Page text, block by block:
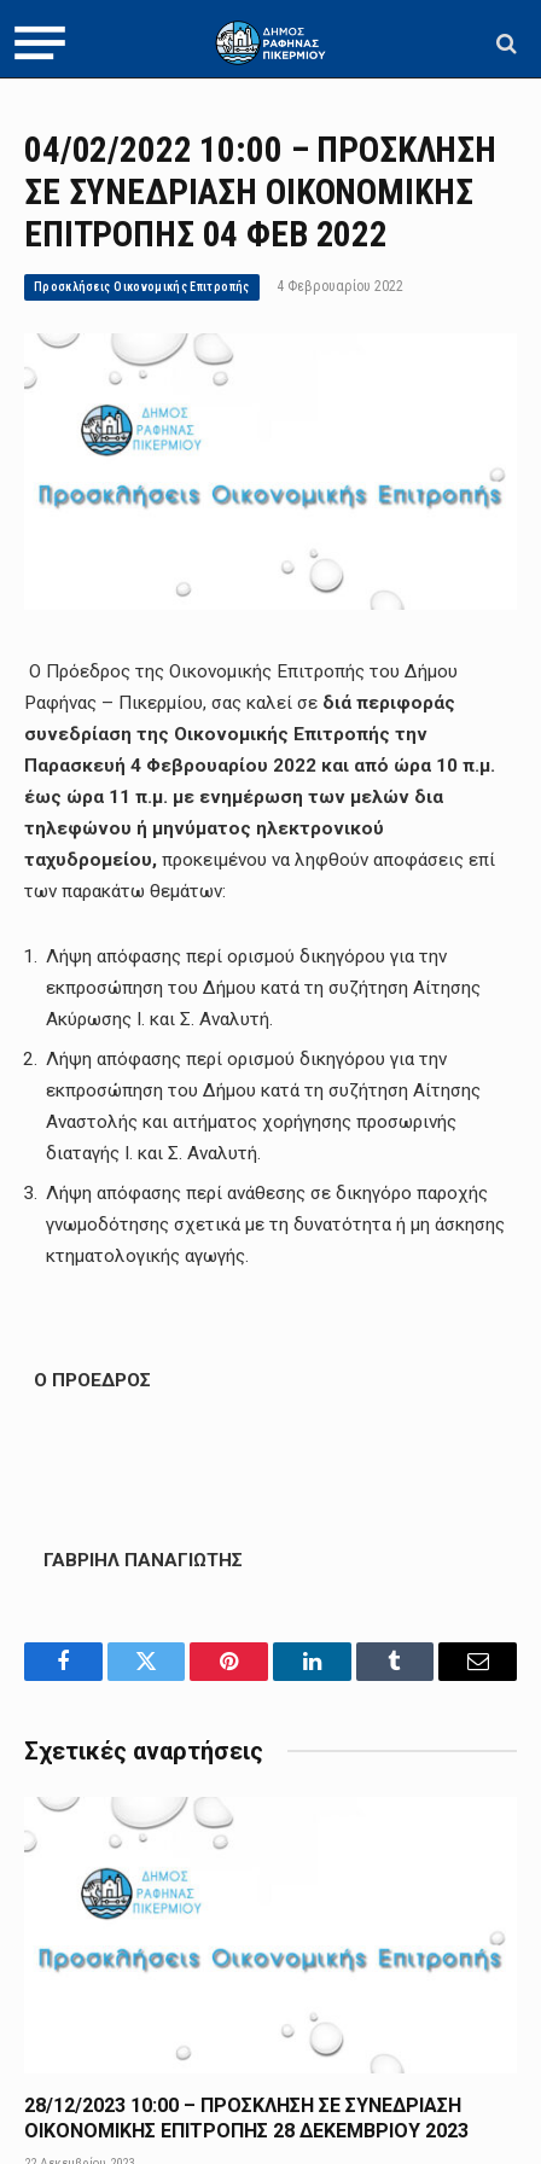
04/02/2022 10:00 – ΠΡΟΣΚΛΗΣΗ
ΣΕ ΣΥΝΕΔΡΙΑΣΗ ΟΙΚΟΝΟΜΙΚΗΣ
ΕΠΙΤΡΟΠΗΣ 04 ΦΕΒ 2022
Προσκλήσεις Οικονομικής Επιτροπής 4 Φεβρουαρίου 2022
Ο Πρόεδρος της Οικονομικής Επιτροπής του Δήμου
Ραφήνας – Πικερμίου, σας καλεί σε διά περιφοράς
συνεδρίαση της Οικονομικής Επιτροπής την
Παρασκευή 4 Φεβρουαρίου 2022 και από ώρα 10 π.μ.
έως ώρα 11 π.μ. με ενημέρωση των μελών δια
τηλεφώνου ή μηνύματος ηλεκτρονικού
ταχυδρομείου, προκειμένου να ληφθούν αποφάσεις επί
των παρακάτω θεμάτων:
Λήψη απόφασης περί ορισμού δικηγόρου για την
εκπροσώπηση του Δήμου κατά τη συζήτηση Αίτησης
Ακύρωσης Ι. και Σ. Αναλυτή.
Λήψη απόφασης περί ορισμού δικηγόρου για την
εκπροσώπηση του Δήμου κατά τη συζήτηση Αίτησης
Αναστολής και αιτήματος χορήγησης προσωρινής
διαταγής Ι. και Σ. Αναλυτή.
Λήψη απόφασης περί ανάθεσης σε δικηγόρο παροχής
γνωμοδότησης σχετικά με τη δυνατότητα ή μη άσκησης
κτηματολογικής αγωγής.
O ΠΡΟΕΔΡΟΣ
ΓΑΒΡΙΗΛ ΠΑΝΑΓΙΩΤΗΣ
FacebookTwitter Pinterest LinkedInTumblr Email
Σχετικές αναρτήσεις
28/12/2023 10:00 – ΠΡΟΣΚΛΗΣΗ ΣΕ ΣΥΝΕΔΡΙΑΣΗ
ΟΙΚΟΝΟΜΙΚΗΣ ΕΠΙΤΡΟΠΗΣ 28 ΔΕΚΕΜΒΡΙΟΥ 2023